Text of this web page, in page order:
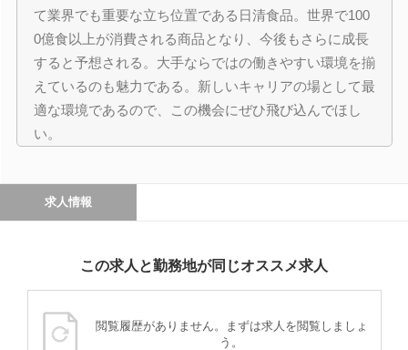
て業界でも重要な立ち位置である日清食品。世界で100
0億食以上が消費される商品となり、今後もさらに成長
すると予想される。大手ならではの働きやすい環境を揃
えているのも魅力である。新しいキャリアの場として最
適な環境であるので、この機会にぜひ飛び込んでほし
い。
求人情報
この求人と勤務地が同じオススメ求人
閲覧履歴がありません。まずは求人を閲覧しましょ
う。